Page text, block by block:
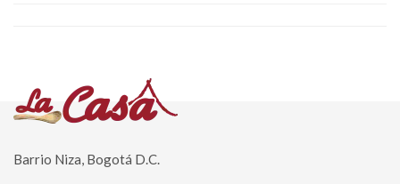
Barrio Niza, Bogotá D.C.